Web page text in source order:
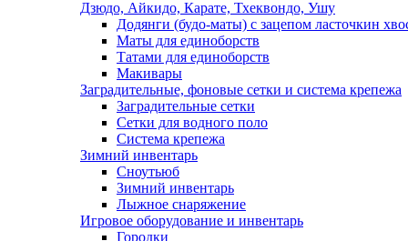
Дзюдо, Айкидо, Карате, Тхеквондо, Ушу
Додянги (будо-маты) с зацепом ласточкин
Маты для единоборств
Татами для единоборств
Макивары
Заградительные, фоновые сетки и система крепежа
Заградительные сетки
Сетки для водного поло
Система крепежа
Зимний инвентарь
Сноутьюб
Зимний инвентарь
Лыжное снаряжение
Игровое оборудование и инвентарь
Городки